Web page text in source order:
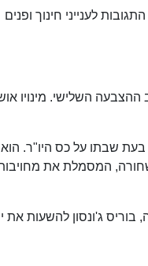
לענייני חינוך ופנים
2009 ליו"ר בית הנבחרים בסיבוב ההצבעה השלישי.
בעת שבתו על כס היו"ר.
המסמלת את
בוריס ג'ונסון להשעות את